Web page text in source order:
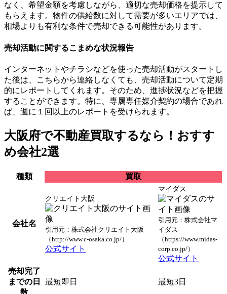
なく、希望金額を考慮しながら、適切な売却価格を提示して
もらえます。物件の供給数に対して需要が多いエリアでは、
相場よりも有利な条件で売却できる可能性があります。
売却活動に関するこまめな状況報告
インターネットやチラシなどを使った売却活動がスタートし
た後は、こちらから連絡しなくても、売却活動について定期
的にレポートしてくれます。そのため、進捗状況などを把握
することができます。特に、専属専任媒介契約の場合であれ
ば、週に１回以上のレポートを受けられます。
大阪府で不動産買取するなら！おすす
め会社2選
種類 買取
会社名
クリエイト大阪
引用元：株式会社クリエイト大阪
（http://www.c-osaka.co.jp/）
公式サイト
マイダス
引用元：株式会社マ
イダス
（https://www.midas-
corp.co.jp/）
公式サイト
売却完了
までの日
数
最短即日 最短3日